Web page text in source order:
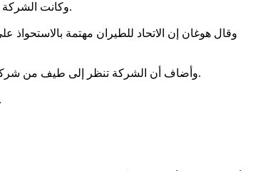
وكانت الشركة قد وفرت أكثر من 80% من مصاريف الوقود في العام الماضي، مما ساهم في حمايتها من التقلبات في أسعار البترول، ولديها خطة لتوفير 75% هذا العام.
وقال هوغان إن الاتحاد للطيران مهتمة
وأضاف أن الشركة تنظر إلى طيف من شركات الطيران، وأنها ستدرس جديا فرصة عالمية أو اثنتين لمساعدتها في تعزيز شبكتها العالمية، مضيفا انه ليست هناك محادثات متقدمة في هذا الخصوص.
وأكد هوغان أن الشركة لا تدخل في اتفاقيات لإنقاذ أي أحد، لكنها تدخل في اتفاقيات لتحسين مستوى خدماتها الممتازة، ومدخولاتها، وتقليص حجم نفقاتها.